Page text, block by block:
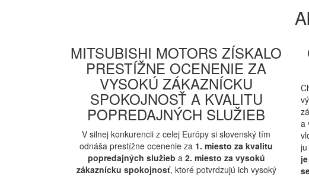
MITSUBISHI MOTORS ZÍSKALO
PRESTÍŽNE OCENENIE ZA
VYSOKÚ ZÁKAZNÍCKU
SPOKOJNOSŤ A KVALITU
POPREDAJNÝCH SLUŽIEB
V silnej konkurencii z celej Európy si slovenský tím
odnáša prestížne ocenenie za 1. miesto za kvalitu
popredajných služieb a 2. miesto za vysokú
zákaznícku spokojnosť, ktoré potvrdzujú ich vysoký
a